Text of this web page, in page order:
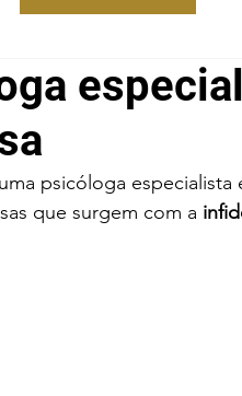
psicóloga especialista
que surgem com a